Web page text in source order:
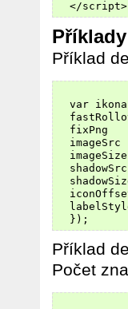
Příklad
var
fixPng
imageSrc
Příklad
Počet